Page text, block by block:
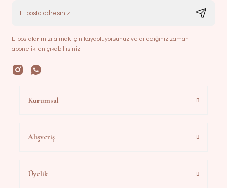
E-postalarımızı almak için kaydoluyorsunuz ve dilediğiniz zaman
abonelikten çıkabilirsiniz.
Kurumsal
Alışveriş
Üyelik